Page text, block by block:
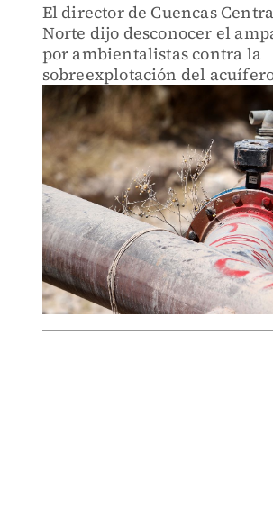
El director de Cuencas
Norte dijo desconocer el
por ambientalistas contra la
sobreexplotación del